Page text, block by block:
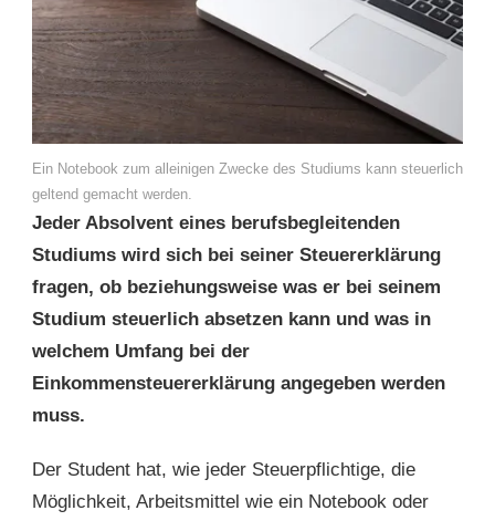
Ein Notebook zum alleinigen Zwecke des Studiums kann steuerlich
geltend gemacht werden.
Jeder Absolvent eines berufsbegleitenden
Studiums wird sich bei seiner Steuererklärung
fragen, ob beziehungsweise was er bei seinem
Studium steuerlich absetzen kann und was in
welchem Umfang bei der
Einkommensteuererklärung angegeben werden
muss.
Der Student hat, wie jeder Steuerpflichtige, die
Möglichkeit, Arbeitsmittel wie ein Notebook oder